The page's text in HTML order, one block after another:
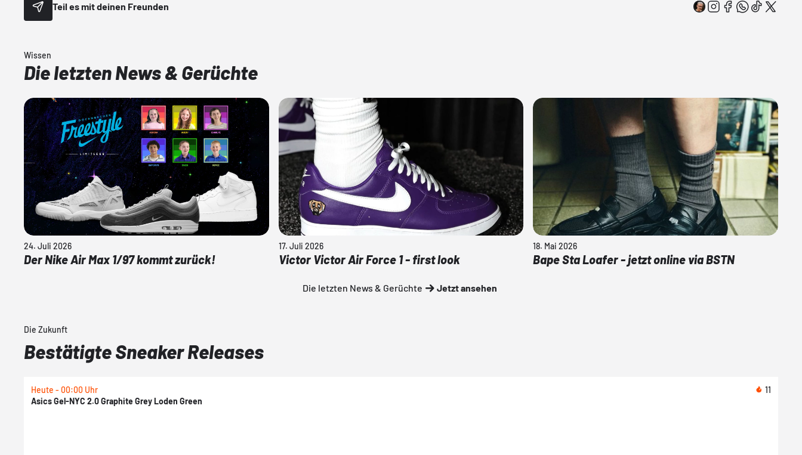
Teil es mit deinen Freunden
Wissen
Die letzten News & Gerüchte
24. Juli 2026
Der Nike Air Max 1/97 kommt zurück!
17. Juli 2026
Victor Victor Air Force 1 - first look
18. Mai 2026
Bape Sta Loafer - jetzt online via BSTN
Die letzten News & Gerüchte Jetzt ansehen
Die Zukunft
Bestätigte Sneaker Releases
Heute - 00:00 Uhr
11
Asics Gel-NYC 2.0 Graphite Grey Loden Green